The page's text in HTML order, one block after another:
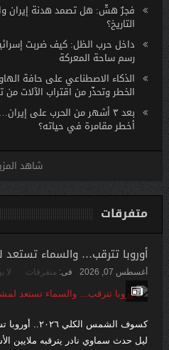
فجرٌ هشّ: هل تصمد هدنة إيران
التاريخ؟
داخل حرب الظل: كيف ضربت
رسم ساحة المعركة
الذكاء الاصطناعي على حافة
الخطر وتحذّر من اقتراب الآلات من
بعد ٣ أشهر من الحرب على
أخطر مقامرة في حياته؟
متفرقات
أوروبا تترقب… والسماء
أغسطس 07, 2026 فى: متفرقات لا
كسوف الشمس
ليل حدث سماوي نادر يترقبه ملايين